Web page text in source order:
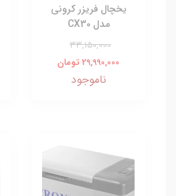
یخچال فریزر کرونی
مدل CX30
33,150,000
29,990,000 تومان
ناموجود